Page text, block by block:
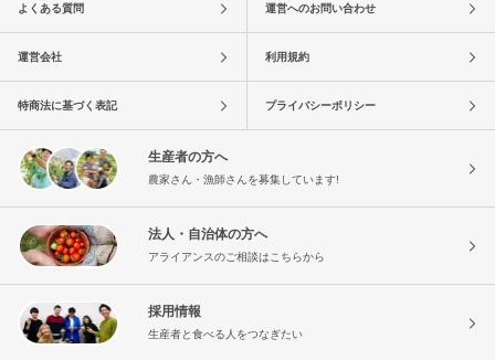
よくある質問 運営へのお問い合わせ
運営会社 利用規約
特商法に基づく表記 プライバシーポリシー
生産者の方へ
農家さん・漁師さんを募集しています!
法人・自治体の方へ
アライアンスのご相談はこちらから
採用情報
生産者と食べる人をつなぎたい